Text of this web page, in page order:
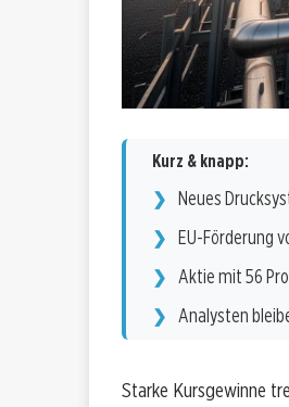
Kurz & knapp:
Neues
EU-Förderung
Aktie mit 56
Analysten
Starke Kursgewinne